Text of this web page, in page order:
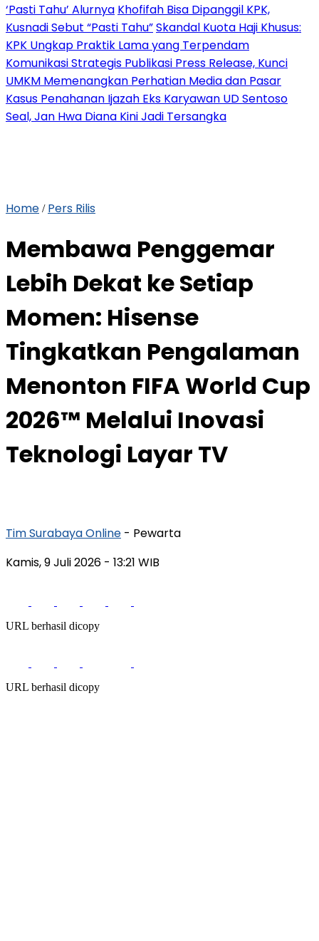
‘Pasti Tahu’ Alurnya Khofifah Bisa Dipanggil KPK,
Kusnadi Sebut “Pasti Tahu”Skandal Kuota Haji Khusus:
KPK Ungkap Praktik Lama yang Terpendam
Komunikasi Strategis Publikasi Press Release, Kunci
UMKM Memenangkan Perhatian Media dan Pasar
Kasus Penahanan Ijazah Eks Karyawan UD Sentoso
Seal, Jan Hwa Diana Kini Jadi Tersangka
Home / Pers Rilis
Membawa Penggemar
Lebih Dekat ke Setiap
Momen: Hisense
Tingkatkan Pengalaman
Menonton FIFA World Cup
2026™ Melalui Inovasi
Teknologi Layar TV
Tim Surabaya Online - Pewarta
Kamis, 9 Juli 2026 - 13:21 WIB
URL berhasil dicopy
URL berhasil dicopy